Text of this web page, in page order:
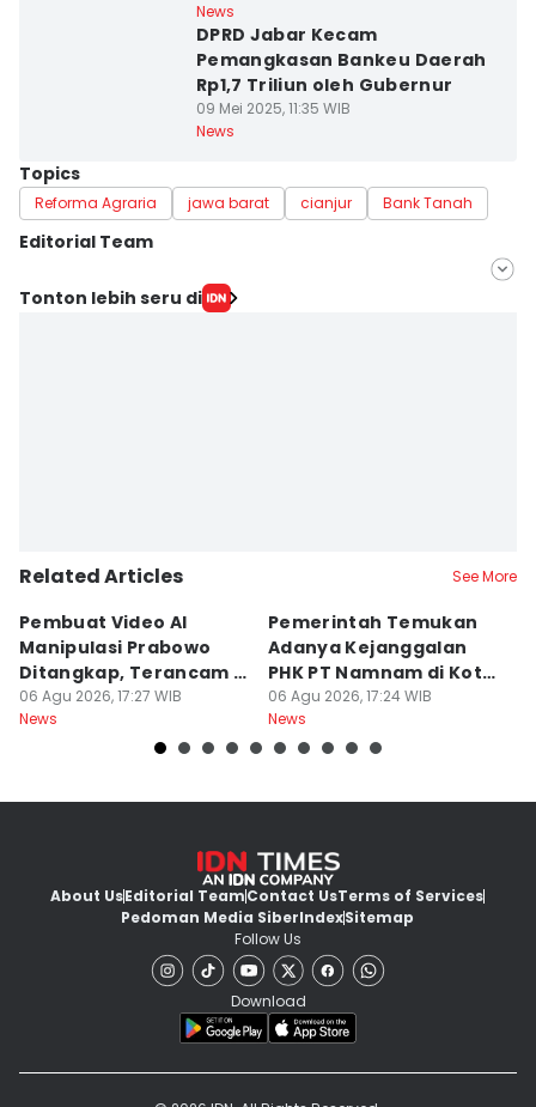
News
DPRD Jabar Kecam
Pemangkasan Bankeu Daerah
Rp1,7 Triliun oleh Gubernur
09 Mei 2025, 11:35 WIB
News
Topics
Reforma Agraria jawa barat cianjur Bank Tanah
Editorial Team
Editor
Tonton lebih seru di
Related Articles See More
Pembuat Video AI
Manipulasi Prabowo
Ditangkap, Terancam 12
Tahun Bui
06 Agu 2026, 17:27 WIB
News
Pemerintah Temukan
Adanya Kejanggalan
PHK PT Namnam di Kota
Cimahi
06 Agu 2026, 17:24 WIB
News
About UsEditorial TeamContact UsTerms of Services
Pedoman Media SiberIndexSitemap
Follow Us
Download